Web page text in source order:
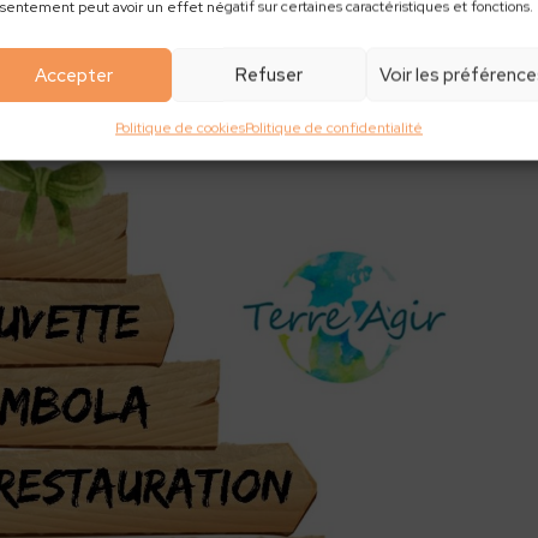
peut avoir un effet négatif sur certaines caractéristiques et fonctions.
Accepter Refuser Voir les
Politique de cookiesPolitique de confidentialité